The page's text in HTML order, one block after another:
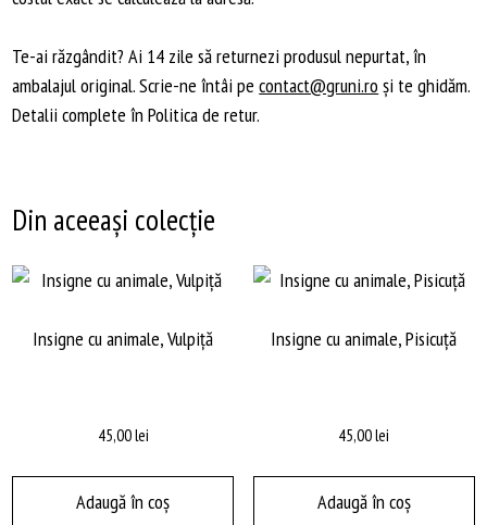
Te-ai răzgândit? Ai 14 zile să returnezi produsul nepurtat, în
ambalajul original. Scrie-ne întâi pecontact@gruni.ro și te ghidăm.
Detalii complete în Politica de retur.
Din aceeași colecție
Insigne cu animale, Vulpiță
45,00lei
Adaugă în coș
Insigne cu animale, Pisicuță
45,00lei
Adaugă în coș